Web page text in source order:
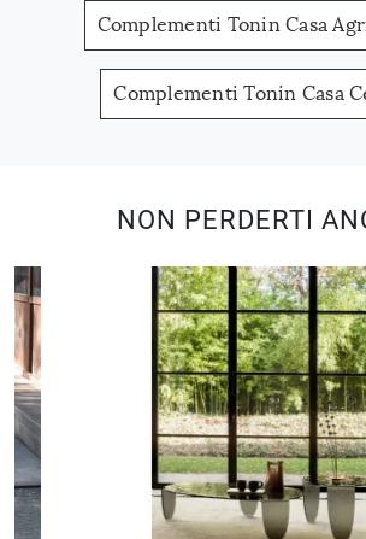
Complementi Tonin Casa
Complementi Tonin Casa
NON PERDERTI